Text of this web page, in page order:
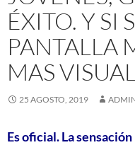
ÉXITO. Y SI
PANTALLA
MAS
25 AGOSTO, 2019
Es oficial. La